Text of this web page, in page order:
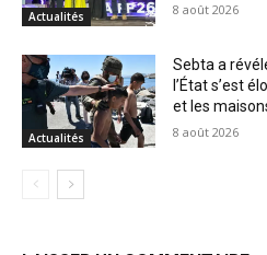
Actualités 8 août 2026
Actualités
Sebta a
l’État s’est
et les
8 août 2026